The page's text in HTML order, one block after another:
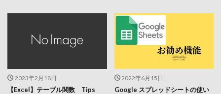
2023年2月18日
【Excel】テーブル関数 Tips
2022年6月15日
Google スプレッドシートの使い